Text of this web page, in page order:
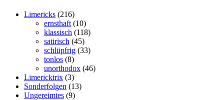
Limericks (216)
ernsthaft (10)
klassisch (118)
satirisch (45)
schlüpfrig (33)
tonlos (8)
unorthodox (46)
Limericktrix (3)
Sonderfolgen (13)
Ungereimtes (9)